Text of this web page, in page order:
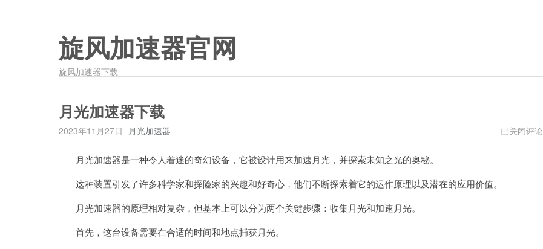
旋风加速器官网
旋风加速器下载
月光加速器下载
2023年11月27日 月光加速器
月
已关闭评论
月光加速器是一种令人着迷的奇幻设备，它被设计用来加速月光，并探索未知之光的奥秘。
这种装置引发了许多科学家和探险家的兴趣和好奇心，他们不断探索着它的运作原理以及潜在的应用价值。
月光加速器的原理相对复杂，但基本上可以分为两个关键步骤：收集月光和加速月光。
首先，这台设备需要在合适的时间和地点捕获月光。